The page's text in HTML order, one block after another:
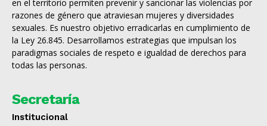
en el territorio permiten prevenir y sancionar las violencias por
razones de género que atraviesan mujeres y diversidades
sexuales. Es nuestro objetivo erradicarlas en cumplimiento de
la Ley 26.845. Desarrollamos estrategias que impulsan los
paradigmas sociales de respeto e igualdad de derechos para
todas las personas.
Secretaría
Institucional